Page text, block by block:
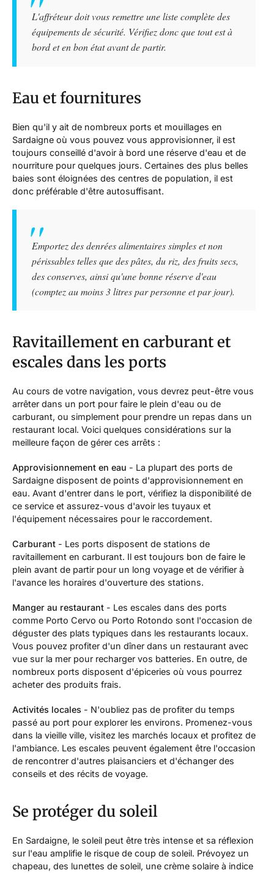
L'affréteur doit vous remettre une liste complète des
équipements de sécurité. Vérifiez donc que tout est à
bord et en bon état avant de partir.
Eau et fournitures
Bien qu'il y ait de nombreux ports et mouillages en
Sardaigne où vous pouvez vous approvisionner, il est
toujours conseillé d'avoir à bord une réserve d'eau et de
nourriture pour quelques jours. Certaines des plus belles
baies sont éloignées des centres de population, il est
donc préférable d'être autosuffisant.
Emportez des denrées alimentaires simples et non
périssables telles que des pâtes, du riz, des fruits secs,
des conserves, ainsi qu'une bonne réserve d'eau
(comptez au moins 3 litres par personne et par jour).
Ravitaillement en carburant et
escales dans les ports
Au cours de votre navigation, vous devrez peut-être vous
arrêter dans un port pour faire le plein d'eau ou de
carburant, ou simplement pour prendre un repas dans un
restaurant local. Voici quelques considérations sur la
meilleure façon de gérer ces arrêts :
Approvisionnement en eau - La plupart des ports de
Sardaigne disposent de points d'approvisionnement en
eau. Avant d'entrer dans le port, vérifiez la disponibilité de
ce service et assurez-vous d'avoir les tuyaux et
l'équipement nécessaires pour le raccordement.
Carburant - Les ports disposent de stations de
ravitaillement en carburant. Il est toujours bon de faire le
plein avant de partir pour un long voyage et de vérifier à
l'avance les horaires d'ouverture des stations.
Manger au restaurant - Les escales dans des ports
comme Porto Cervo ou Porto Rotondo sont l'occasion de
déguster des plats typiques dans les restaurants locaux.
Vous pouvez profiter d'un dîner dans un restaurant avec
vue sur la mer pour recharger vos batteries. En outre, de
nombreux ports disposent d'épiceries où vous pourrez
acheter des produits frais.
Activités locales - N'oubliez pas de profiter du temps
passé au port pour explorer les environs. Promenez-vous
dans la vieille ville, visitez les marchés locaux et profitez de
l'ambiance. Les escales peuvent également être l'occasion
de rencontrer d'autres plaisanciers et d'échanger des
conseils et des récits de voyage.
Se protéger du soleil
En Sardaigne, le soleil peut être très intense et sa réflexion
sur l'eau amplifie le risque de coup de soleil. Prévoyez un
chapeau, des lunettes de soleil, une crème solaire à indice